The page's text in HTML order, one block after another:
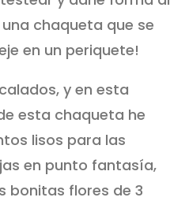
chaqueta que se
en un periquete!
y en esta
esta chaqueta he
lisos para las
en punto fantasía,
bonitas flores de 3